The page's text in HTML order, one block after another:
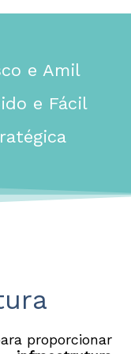
e Amil
e Fácil
proporcionar